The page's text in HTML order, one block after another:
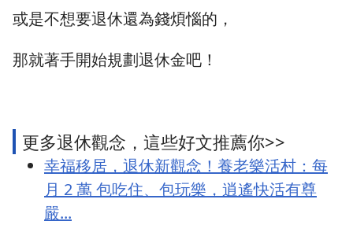
或是不想要退休還為錢煩惱的，
那就著手開始規劃退休金吧！
更多退休觀念，這些好文推薦你>>
幸福移居，退休新觀念！養老樂活村：每
月 2 萬 包吃住、包玩樂，逍遙快活有尊
嚴...